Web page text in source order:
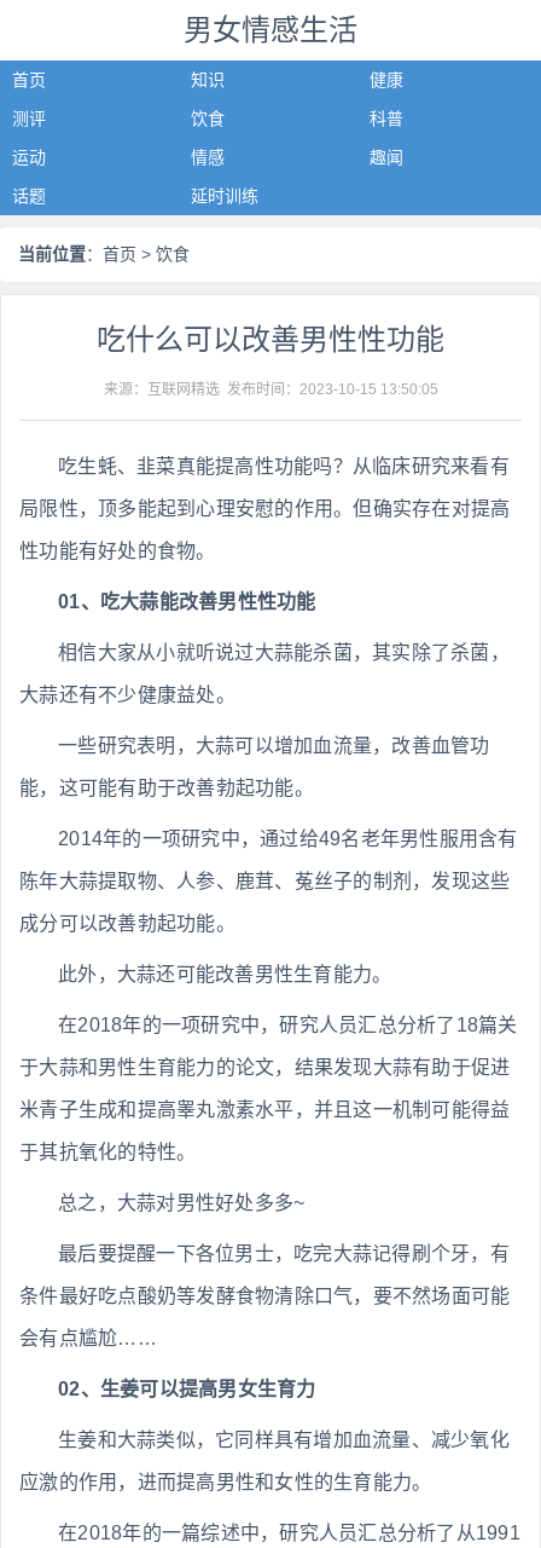
男女情感生活
首页 知识
健康
测评
饮食
科普
运动
情感
趣闻
话题
延时训练
当前位置： 首页 > 饮食
吃什么可以改善男性性功能
来源：互联网精选 发布时间： 2023-10-15 13:50:05
吃生蚝、韭菜真能提高性功能吗？从临床研究来看有
局限性，顶多能起到心理安慰的作用。但确实存在对提高
性功能有好处的食物。
01、吃大蒜能改善男性性功能
相信大家从小就听说过大蒜能杀菌，其实除了杀菌，
大蒜还有不少健康益处。
一些研究表明，大蒜可以增加血流量，改善血管功
能，这可能有助于改善勃起功能。
2014年的一项研究中，通过给49名老年男性服用含有
陈年大蒜提取物、人参、鹿茸、菟丝子的制剂，发现这些
成分可以改善勃起功能。
此外，大蒜还可能改善男性生育能力。
在2018年的一项研究中，研究人员汇总分析了18篇关
于大蒜和男性生育能力的论文，结果发现大蒜有助于促进
米青子生成和提高睾丸激素水平，并且这一机制可能得益
于其抗氧化的特性。
总之，大蒜对男性好处多多~
最后要提醒一下各位男士，吃完大蒜记得刷个牙，有
条件最好吃点酸奶等发酵食物清除口气，要不然场面可能
会有点尴尬……
02、生姜可以提高男女生育力
生姜和大蒜类似，它同样具有增加血流量、减少氧化
应激的作用，进而提高男性和女性的生育能力。
在2018年的一篇综述中，研究人员汇总分析了从1991